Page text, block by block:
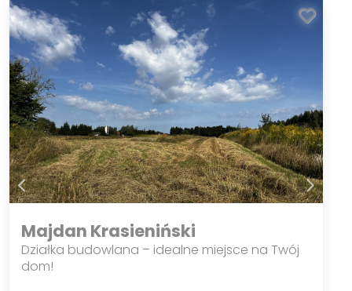
Majdan Krasieniński
Działka budowlana – idealne miejsce na Twój
dom!